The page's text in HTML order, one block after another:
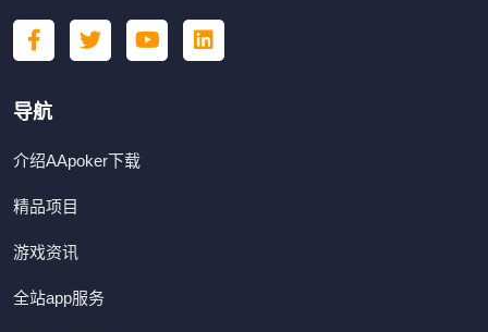
导航
介绍AApoker下载
精品项目
游戏资讯
全站app服务